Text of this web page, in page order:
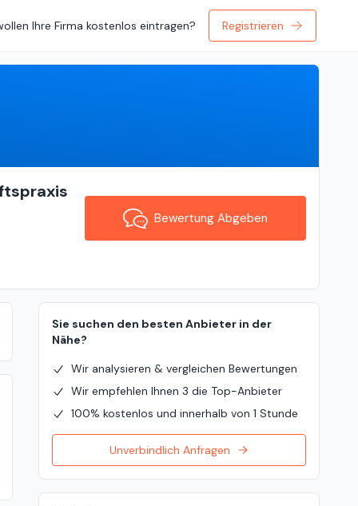
Ihre Firma kostenlos eintragen? Registrieren
Bewertung Abgeben
Sie suchen den besten Anbieter in der
Nähe?
Wir analysieren & vergleichen Bewertungen
Wir empfehlen Ihnen 3 die Top-Anbieter
100% kostenlos und innerhalb von 1 Stunde
Unverbindlich Anfragen